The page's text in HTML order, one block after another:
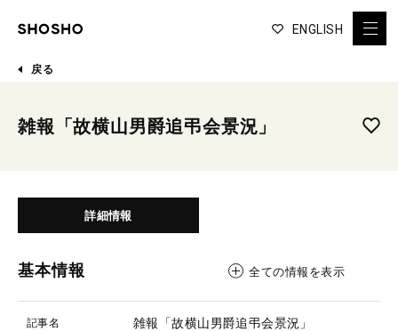
ENGLISH
戻る
雑報「故横山男爵追弔会景況」
詳細情報
基本情報 全ての情報を表示
記事名 雑報「故横山男爵追弔会景況」